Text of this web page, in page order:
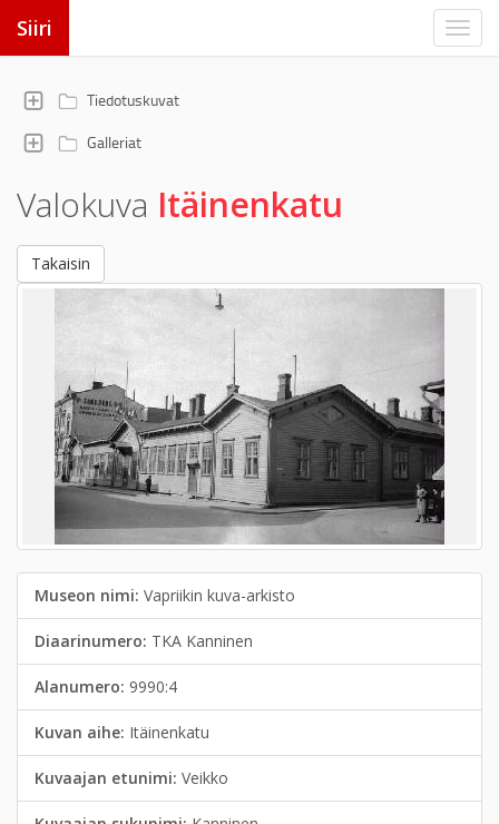
Siiri
Tiedotuskuvat
Galleriat
Valokuva Itäinenkatu
Takaisin
Museon nimi: Vapriikin kuva-arkisto
Diaarinumero: TKA Kanninen
Alanumero: 9990:4
Kuvan aihe: Itäinenkatu
Kuvaajan etunimi: Veikko